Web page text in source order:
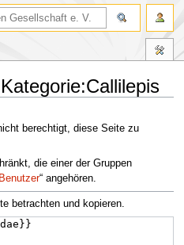
berechtigt, diese Seite zu
die einer der Gruppen
“ angehören.
betrachten und kopieren.